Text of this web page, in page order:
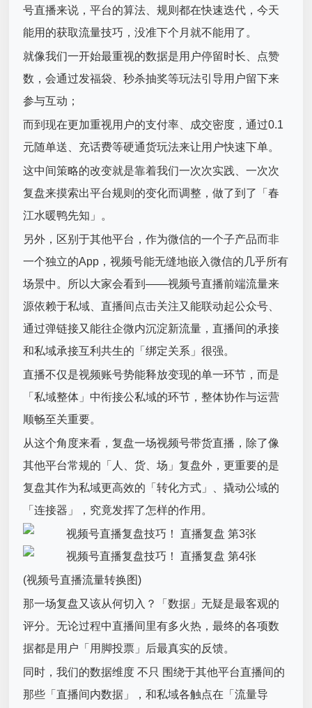
号直播来说，平台的算法、规则都在快速迭代，今天
能用的获取流量技巧，没准下个月就不能用了。
就像我们一开始最重视的数据是用户停留时长、点赞
数，会通过发福袋、秒杀抽奖等玩法引导用户留下来
参与互动；
而到现在更加重视用户的支付率、成交密度，通过0.1
元随单送、充话费等硬通货玩法来让用户快速下单。
这中间策略的改变就是靠着我们一次次实践、一次次
复盘来摸索出平台规则的变化而调整，做了到了「春
江水暖鸭先知」。
另外，区别于其他平台，作为微信的一个子产品而非
一个独立的App，视频号能无缝地嵌入微信的几乎所有
场景中。所以大家会看到——视频号直播前端流量来
源依赖于私域、直播间点击关注又能联动起公众号、
通过弹链接又能往企微内沉淀新流量，直播间的承接
和私域承接互利共生的「绑定关系」很强。
直播不仅是视频账号势能释放变现的单一环节，而是
「私域整体」中衔接公私域的环节，整体协作与运营
顺畅至关重要。
从这个角度来看，复盘一场视频号带货直播，除了像
其他平台常规的「人、货、场」复盘外，更重要的是
复盘其作为私域更高效的「转化方式」、撬动公域的
「连接器」，究竟发挥了怎样的作用。
(视频号直播流量转换图)
那一场复盘又该从何切入？「数据」无疑是最客观的
评分。无论过程中直播间里有多火热，最终的各项数
据都是用户「用脚投票」后最真实的反馈。
同时，我们的数据维度 不只 围绕于其他平台直播间的
那些「直播间内数据」，和私域各触点在「流量导